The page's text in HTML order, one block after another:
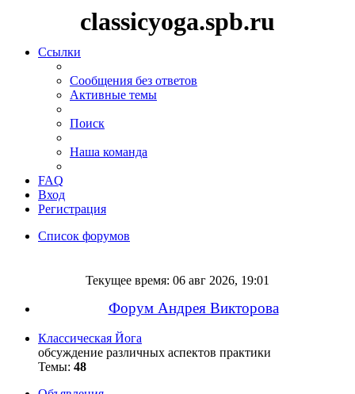
classicyoga.spb.ru
Ссылки
Сообщения без ответов
Активные темы
Поиск
Наша команда
FAQ
Вход
Регистрация
Список форумов
Текущее время: 06 авг 2026, 19:01
Форум Андрея Викторова
Классическая Йога
обсуждение различных аспектов практики
Темы: 48